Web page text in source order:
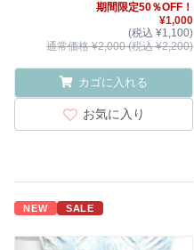
期間限定50％OFF！
¥1,000
(税込 ¥1,100)
通常価格 ¥2,000 (税込 ¥2,200)
カゴに入れる
お気に入り
NEW SALE